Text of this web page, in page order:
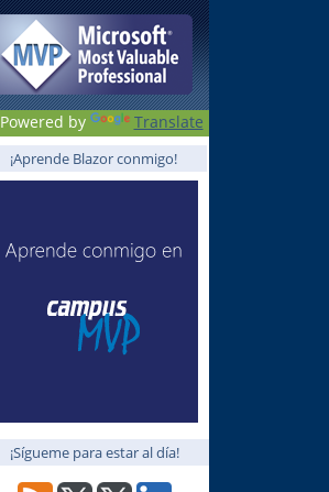
Powered by Translate
¡Aprende Blazor conmigo!
¡Sígueme para estar al día!